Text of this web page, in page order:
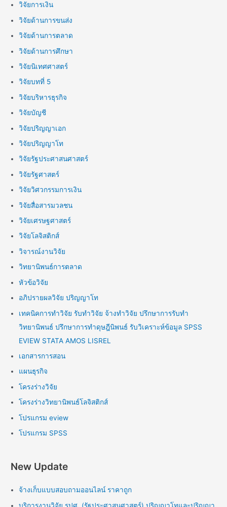
วิจัยการเงิน
วิจัยด้านการขนส่ง
วิจัยด้านการตลาด
วิจัยด้านการศึกษา
วิจัยนิเทศศาสตร์
วิจัยบทที่ 5
วิจัยบริหารธุรกิจ
วิจัยบัญชี
วิจัยปริญญาเอก
วิจัยปริญญาโท
วิจัยรัฐประศาสนศาสตร์
วิจัยรัฐศาสตร์
วิจัยวิศวกรรมการเงิน
วิจัยสื่อสารมวลชน
วิจัยเศรษฐศาสตร์
วิจัยโลจิสติกส์
วิจารณ์งานวิจัย
วิทยานิพนธ์การตลาด
หัวข้อวิจัย
อภิปรายผลวิจัย ปริญญาโท
เทคนิคการทำวิจัย รับทำวิจัย จ้างทำวิจัย ปรึกษาการรับทำ
วิทยานิพนธ์ ปรึกษาการทำดุษฎีนิพนธ์ รับวิเคราะห์ข้อมูล SPSS
EVIEW STATA AMOS LISREL
เอกสารการสอน
แผนธุรกิจ
โครงร่างวิจัย
โครงร่างวิทยานิพนธ์โลจิสติกส์
โปรแกรม eview
โปรแกรม SPSS
New Update
จ้างเก็บแบบสอบถามออนไลน์ ราคาถูก
บริการงานวิจัย รปศ. (รัฐประศาสนศาสตร์) ปริญญาโทและปริญญา